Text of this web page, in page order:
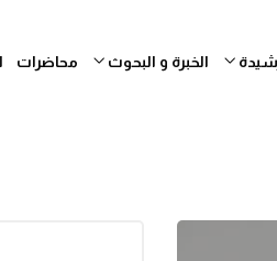
الخبرة و البحوث محاضرات